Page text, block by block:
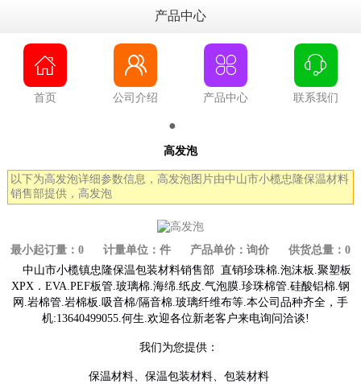
产品中心

首页

公司介绍

产品中心

联系我们
●
高发泡
以下为高发泡详细参数信息，高发泡图片由中山市小榄忠隆保温材料
销售部提供，高发泡
最小起订量：0 计量单位：件 产品单价：询价 供货总量：0
中山市小榄镇忠隆保温包装材料销售部 直销珍珠棉.泡沫板.聚塑板
XPX．EVA.PEF板管.玻璃棉.海绵.纸皮.气泡膜.珍珠棉管.硅酸铝棉.钢
网.岩棉管.岩棉板.吸音棉/隔音棉.玻璃纤维布等.本公司品种齐全，手
机:13640499055.何生.欢迎各位新老客户来电询问洽谈!
我们为您提供：
保温材料、保温包装材料、包装材料